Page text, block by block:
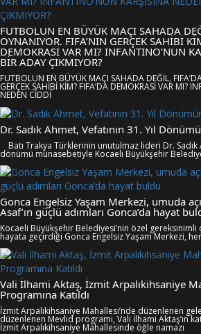
FUTBOLUN EN BÜYÜK MAÇI SAHADA
OYNANIYOR. FIFA’NIN GERÇEK SAHİBİ
DEMOKRASİ VAR MI? INFANTINO’NUN
BİR ADAY ÇIKMIYOR?
FUTBOLUN EN BÜYÜK MAÇI SAHADA DEĞİL,
GERÇEK SAHİBİ KİM? FIFA’DA DEMOKRASİ VAR MI?
NEDEN CİDDİ
Dr. Sadık Ahmet, Vefatının 31. Yıl
Batı Trakya Türklerinin unutulmaz lideri Dr. Sadık
dönümü münasebetiyle Kocaeli Büyükşehir
Gonca Engelsiz Yaşam Merkezi, umuda
Asaf’ın güçlü adımları Gonca’da hayat
Kocaeli Büyükşehir Belediyesi’nin özel
hayata geçirdiği Gonca Engelsiz Yaşam Merkezi,
Vali İlhami Aktaş, İzmit Arpalıkihsaniye
Programına Katıldı
İzmit Arpalıkihsaniye Mahallesi’nde düzenlenen
düzenlenen Mevlid programı, Vali İlhami Aktaş’ın
İzmit Arpalıkihsaniye Mahallesinde öğle namazı